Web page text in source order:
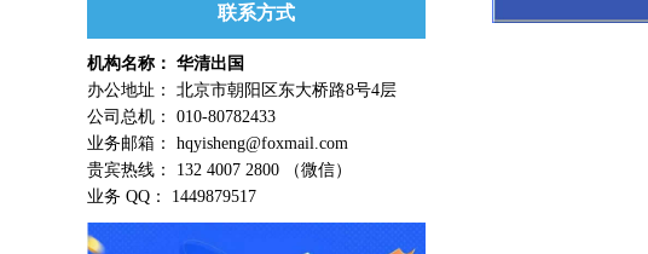
联系方式
机构名称： 华清出国
办公地址： 北京市朝阳区东大桥路8号4层
公司总机： 010-80782433
业务邮箱： hqyisheng@foxmail.com
贵宾热线： 132 4007 2800 （微信）
业务 QQ： 1449879517